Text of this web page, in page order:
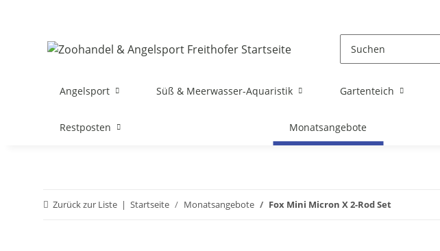
Angelsport Süß & Meerwasser-Aquaristik Gartenteich
Restposten Monatsangebote
Zurück zur Liste Startseite Monatsangebote Fox Mini Micron X 2-Rod Set